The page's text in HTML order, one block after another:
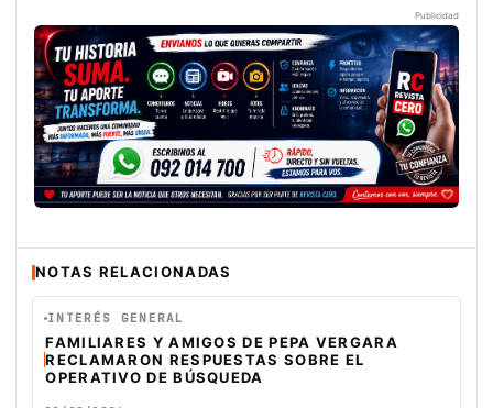
Publicidad
NOTAS RELACIONADAS
INTERÉS GENERAL
FAMILIARES Y AMIGOS DE PEPA VERGARA
RECLAMARON RESPUESTAS SOBRE EL
OPERATIVO DE BÚSQUEDA